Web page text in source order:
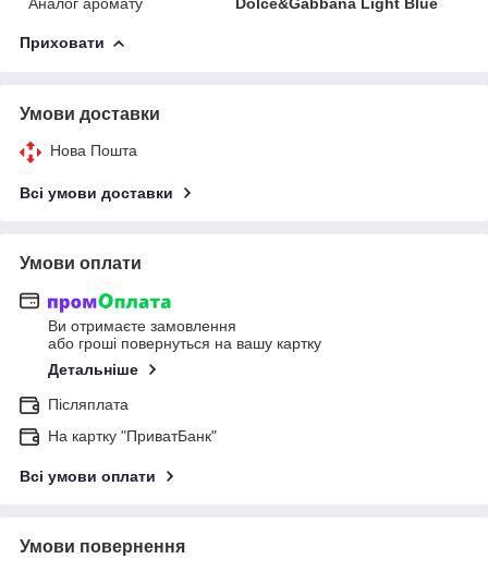
Приховати
Умови доставки
Нова Пошта
Всі умови доставки
Умови оплати
Ви отримаєте замовлення
або гроші повернуться на вашу картку
Детальніше
Післяплата
На картку "ПриватБанк"
Всі умови оплати
Умови повернення